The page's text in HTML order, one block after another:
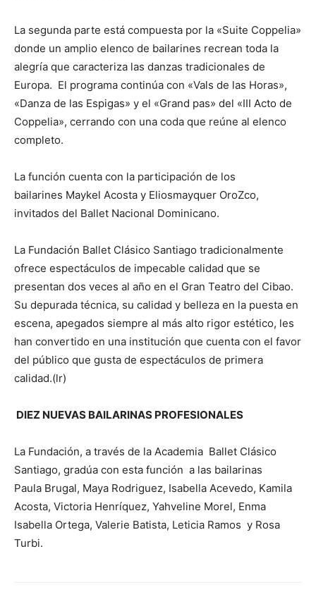
La segunda parte está compuesta por la «Suite Coppelia»
donde un amplio elenco de bailarines recrean toda la
alegría que caracteriza las danzas tradicionales de
Europa. El programa continúa con «Vals de las Horas»,
«Danza de las Espigas» y el «Grand pas» del «III Acto de
Coppelia», cerrando con una coda que reúne al elenco
completo.
La función cuenta con la participación de los
bailarines Maykel Acosta y Eliosmayquer OroZco,
invitados del Ballet Nacional Dominicano.
La Fundación Ballet Clásico Santiago tradicionalmente
ofrece espectáculos de impecable calidad que se
presentan dos veces al año en el Gran Teatro del Cibao.
Su depurada técnica, su calidad y belleza en la puesta en
escena, apegados siempre al más alto rigor estético, les
han convertido en una institución que cuenta con el favor
del público que gusta de espectáculos de primera
calidad.(lr)
DIEZ NUEVAS BAILARINAS PROFESIONALES
La Fundación, a través de la Academia Ballet Clásico
Santiago, gradúa con esta función a las bailarinas
Paula Brugal, Maya Rodriguez, Isabella Acevedo, Kamila
Acosta, Victoria Henríquez, Yahveline Morel, Enma
Isabella Ortega, Valerie Batista, Leticia Ramos y Rosa
Turbi.